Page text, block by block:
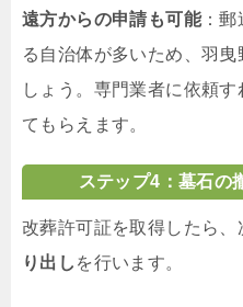
遠方からの申請も可能：郵
る自治体が多いため、羽
しょう。専門業者に依頼
てもらえます。
ステップ4：墓石の
改葬許可証を取得したら、
り出し を行います。